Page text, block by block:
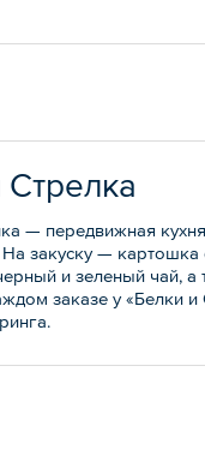
Стрелка
— передвижная
закуску —
и зеленый чай,
заказе у «Белки и